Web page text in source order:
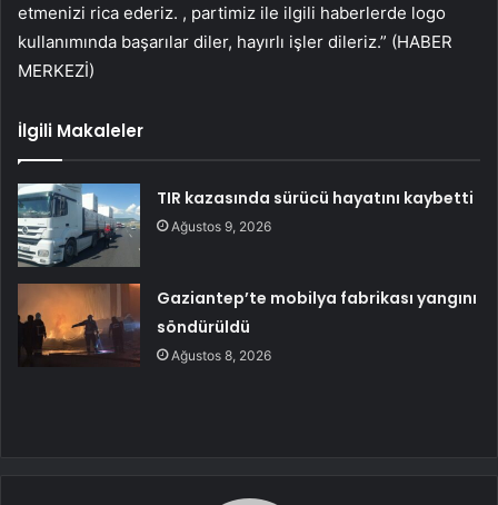
etmenizi rica ederiz. , partimiz ile ilgili haberlerde logo
kullanımında başarılar diler, hayırlı işler dileriz.” (HABER
MERKEZİ)
İlgili Makaleler
TIR kazasında sürücü hayatını kaybetti
Ağustos 9, 2026
Gaziantep’te mobilya fabrikası yangını
söndürüldü
Ağustos 8, 2026